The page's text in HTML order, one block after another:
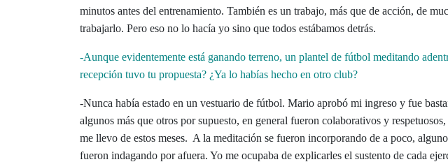
minutos antes del entrenamiento. También es un trabajo, más que de acción, de
trabajarlo. Pero eso no lo hacía yo sino que todos estábamos detrás.
-Aunque evidentemente está ganando terreno, un plantel de fútbol meditando
recepción tuvo tu propuesta? ¿Ya lo habías hecho en otro club?
-Nunca había estado en un vestuario de fútbol. Mario aprobó mi ingreso y fue
algunos más que otros por supuesto, en general fueron colaborativos y
me llevo de estos meses. A la meditación se fueron incorporando de a poco,
fueron indagando por afuera. Yo me ocupaba de explicarles el sustento de cada